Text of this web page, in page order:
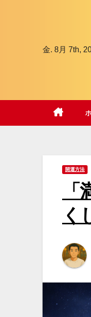
ッ
金. 8月 7th,
開運方法
く